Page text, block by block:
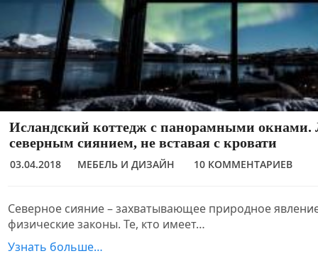
Исландский коттедж с панорамными окнами.
северным сиянием, не вставая с кровати
03.04.2018 МЕБЕЛЬ И ДИЗАЙН 10 КОММЕНТАРИЕВ
Северное сияние – захватывающее природное
физические законы. Те, кто имеет…
Узнать больше…